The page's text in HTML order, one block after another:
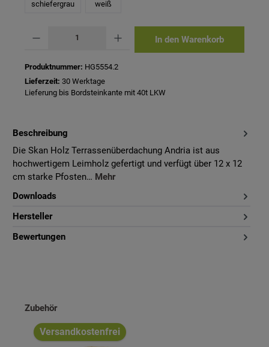
schiefergrau weiß
In den Warenkorb
Produktnummer: HG5554.2
Lieferzeit: 30 Werktage
Lieferung bis Bordsteinkante mit 40t LKW
Beschreibung
Die Skan Holz Terrassenüberdachung Andria ist aus
hochwertigem Leimholz gefertigt und verfügt über 12 x 12
cm starke Pfosten… Mehr
Downloads
Hersteller
Bewertungen
Produktgalerie überspringen
Zubehör
Versandkostenfrei